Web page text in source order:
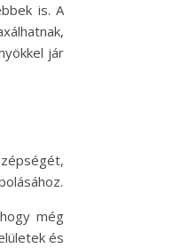
is. A
jár
még
és